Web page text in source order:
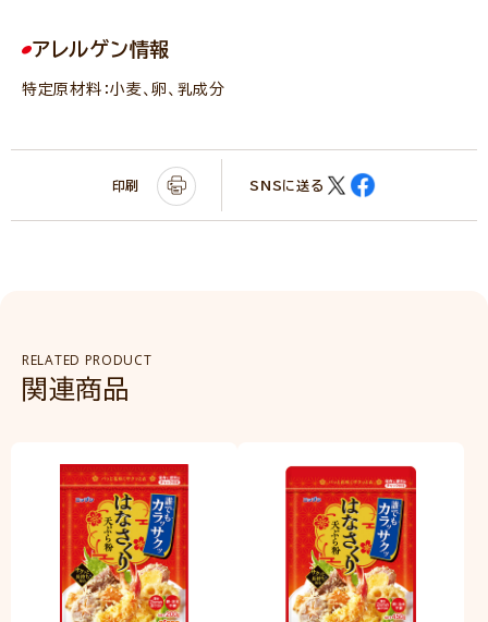
アレルゲン情報
特定原材料：小麦、卵、乳成分
印刷 SNSに送る
RELATED PRODUCT
関連商品